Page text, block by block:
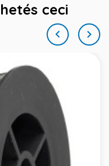
ceci
 